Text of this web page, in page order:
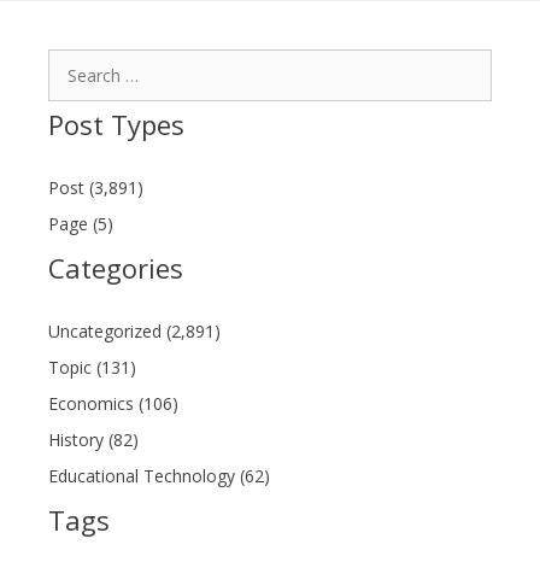
Post Types
Post (3,891)
Page (5)
Categories
Uncategorized (2,891)
Topic (131)
Economics (106)
History (82)
Educational Technology (62)
Tags